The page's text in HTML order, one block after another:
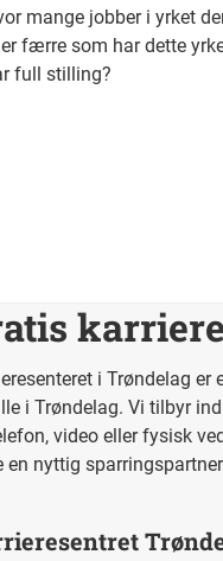
mange jobber i yrket
færre som har dette
full stilling?
i Trøndelag
i Trøndelag. Vi tilbyr
video eller fysisk
en nyttig